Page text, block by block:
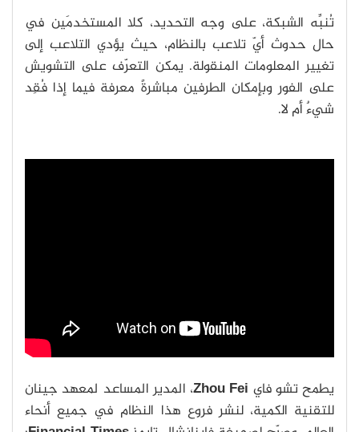
تُنبِّه الشبكة، على وجه التحديد، كلا المستخدمَين في
حال حدوث أيّ تلاعب بالنظام، حيث يؤدي التلاعب إلى
تغيير المعلومات المنقولة. يمكن التعرّف على التشويش
على الفور وبإمكان الطرفين مباشرةً معرفة فيما إذا فُقِد
شيءٌ أم لا.
يطمح تشو فاي
، المدير المساعد لمعهد جينان
للتقنية الكمية، لنشر فروع هذا النظام في جميع أنحاء